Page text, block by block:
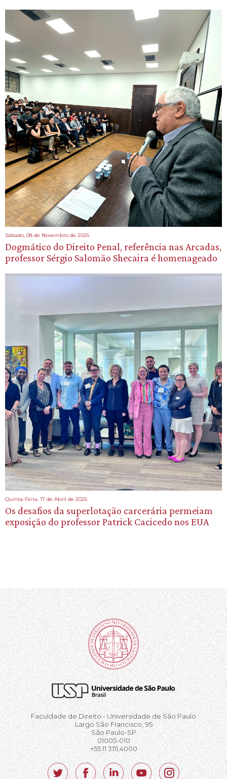
Sábado, 08 de Novembro de 2025
Dogmático do Direito Penal, referência nas Arcadas,
professor Sérgio Salomão Shecaira é homenageado
Quinta-Feira, 17 de Abril de 2025
Os desafios da superlotação carcerária permeiam
exposição do professor Patrick Cacicedo nos EUA
Faculdade de Direito - Universidade de São Paulo
Largo São Francisco, 95
São Paulo-SP
01005-010
+55 11 3111.4000